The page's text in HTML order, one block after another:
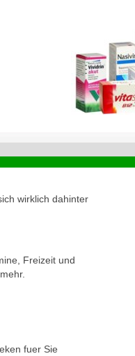
wirklich dahinter
Freizeit und
fuer Sie